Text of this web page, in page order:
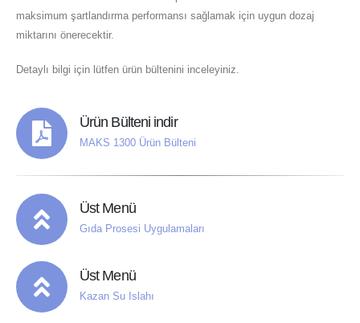
maksimum şartlandırma performansı sağlamak için uygun dozaj
miktarını önerecektir.
Detaylı bilgi için lütfen ürün bültenini inceleyiniz.
Ürün Bülteni indir
MAKS 1300 Ürün Bülteni
Üst Menü
Gıda Prosesi Uygulamaları
Üst Menü
Kazan Su Islahı